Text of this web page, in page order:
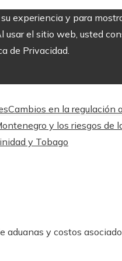
experiencia y para
el sitio web, usted
de Privacidad.
Cambios en la regulación
y los riesgos de
y Tobago
aduanas y costos